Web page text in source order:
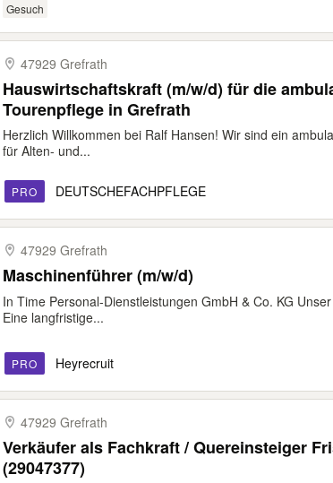
Gesuch
47929 Grefrath
Hauswirtschaftskraft (m/w/d) für die
Tourenpflege in Grefrath
Herzlich Willkommen bei Ralf Hansen! Wir sind ein
für Alten- und...
PRO DEUTSCHEFACHPFLEGE
47929 Grefrath
Maschinenführer (m/w/d)
In Time Personal-Dienstleistungen GmbH & Co. KG
Eine langfristige...
PRO Heyrecruit
47929 Grefrath
Verkäufer als Fachkraft / Quereinsteiger
(29047377)